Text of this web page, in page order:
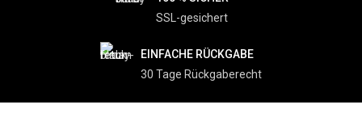
SSL-gesichert
EINFACHE RÜCKGABE
30 Tage Rückgaberecht